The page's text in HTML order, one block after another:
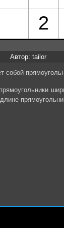
Автор: tailor
собой